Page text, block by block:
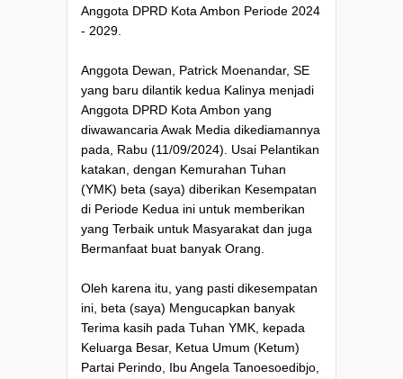
Anggota DPRD Kota Ambon Periode 2024
- 2029.
Anggota Dewan, Patrick Moenandar, SE
yang baru dilantik kedua Kalinya menjadi
Anggota DPRD Kota Ambon yang
diwawancaria Awak Media dikediamannya
pada, Rabu (11/09/2024). Usai Pelantikan
katakan, dengan Kemurahan Tuhan
(YMK) beta (saya) diberikan Kesempatan
di Periode Kedua ini untuk memberikan
yang Terbaik untuk Masyarakat dan juga
Bermanfaat buat banyak Orang.
Oleh karena itu, yang pasti dikesempatan
ini, beta (saya) Mengucapkan banyak
Terima kasih pada Tuhan YMK, kepada
Keluarga Besar, Ketua Umum (Ketum)
Partai Perindo, Ibu Angela Tanoesoedibjo,